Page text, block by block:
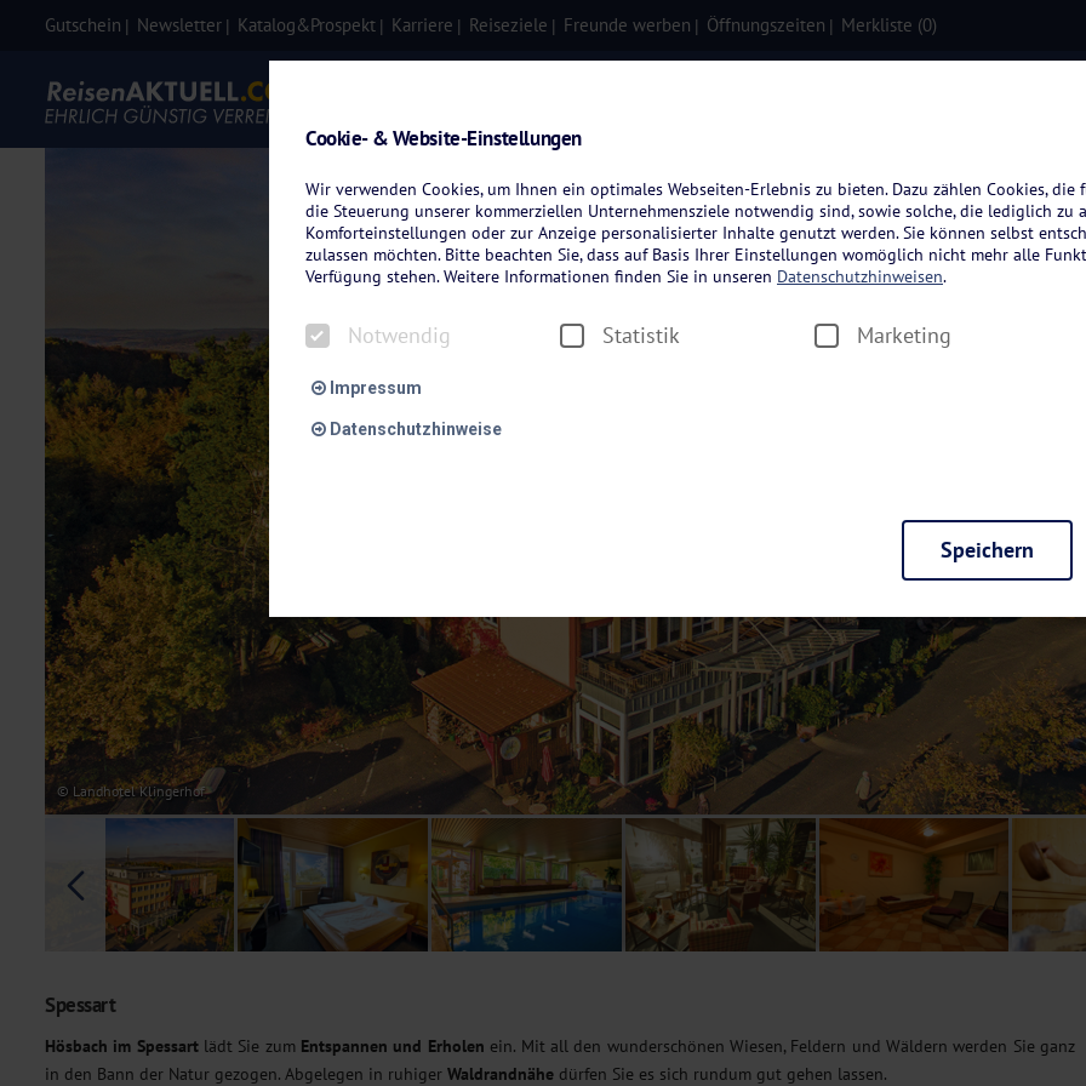
Gutschein Newsletter Katalog&Prospekt Karriere Reiseziele Freunde werben Öffnungszeiten Merkliste (0)
© Landhotel Klingerhof
Spessart
Hösbach im Spessartlädt Sie zum Entspannen und Erholen ein. Mit all den wunderschönen Wiesen, Feldern und Wäldern werden Sie ganz
in den Bann der Natur gezogen. Abgelegen in ruhiger Waldrandnähe dürfen Sie es sich rundum gut gehen lassen.
Cookie- & Website-Einstellungen
Wir verwenden Cookies, um Ihnen ein optimales Webseiten-Erlebnis zu bieten. Dazu zählen Cookies,
die Steuerung unserer kommerziellen Unternehmensziele notwendig sind, sowie solche, die lediglich zu
Komforteinstellungen oder zur Anzeige personalisierter Inhalte genutzt werden. Sie können selbst
zulassen möchten. Bitte beachten Sie, dass auf Basis Ihrer Einstellungen womöglich nicht mehr alle
Verfügung stehen. Weitere Informationen finden Sie in unseren Datenschutzhinweisen.
Notwendig Statistik Marketing
Impressum
Datenschutzhinweise
Diese Cookies sind für den Betrieb der Seite unbedingt notwendig und ermöglichen beispielsweise
möchten, um Ihnen unsere Dienste bei einem erneuten Besuch unserer Seite schneller zur Verfügung zu
Statistik
Um unser Angebot und unsere Webseite weiter zu verbessern, erfassen wir anonymisierte Daten für
dieser Cookies können wir beispielsweise die Besucherzahlen und den Effekt bestimmter Seiten unseres
unsere Inhalte optimieren. Wir nutzen hierfür Dienste von Google und Facebook. Durch diese Dienste
Übermittlung, der auf unsere Website erfassten Daten, kommen. Weitere Hinweise zu der Verarbeitung
Datenschutzhinweisen
. Sie können Ihre Einwilligung jederzeit in den Cookie-Einstellungenwiderrufen.
Marketing
Diese Cookies werden genutzt, um Ihnen personalisierte Inhalte, passend zu Ihren Interessen anzuzeigen.
Speichern